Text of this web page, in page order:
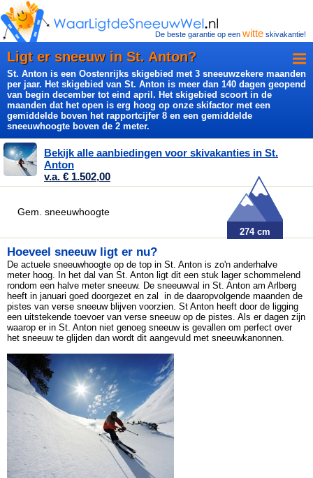
De beste garantie op een witte skivakantie!
Ligt er sneeuw in St. Anton?
St. Anton is een Oostenrijks skigebied met 3 sneeuwzekere maanden
per jaar. Het skigebied van St. Anton is meer dan 140 dagen geopend
van begin december tot eind april. Het skigebied scoort in de
maanden dat het open is erg hoog op onze skifactor met een
gemiddelde boven het rapportcijfer 8 en een gemiddelde
sneeuwhoogte boven de 2 meter.
Bekijk alle aanbiedingen voor skivakanties in St.
Anton
v.a. € 1.502,00
274 cm
Gem. sneeuwhoogte
Hoeveel sneeuw ligt er nu?
De actuele sneeuwhoogte op de top in St. Anton is zo'n anderhalve
meter hoog. In het dal van St. Anton ligt dit een stuk lager schommelend
rondom een halve meter sneeuw. De sneeuwval in St. Anton am Arlberg
heeft in januari goed doorgezet en zal in de daaropvolgende maanden de
pistes van verse sneeuw blijven voorzien. St Anton heeft door de ligging
een uitstekende toevoer van verse sneeuw op de pistes. Als er dagen zijn
waarop er in St. Anton niet genoeg sneeuw is gevallen om perfect over
het sneeuw te glijden dan wordt dit aangevuld met sneeuwkanonnen.